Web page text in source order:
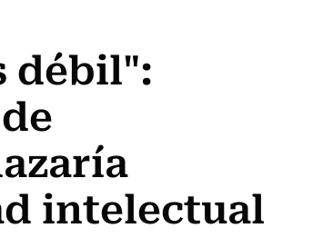
débil":
intelectual